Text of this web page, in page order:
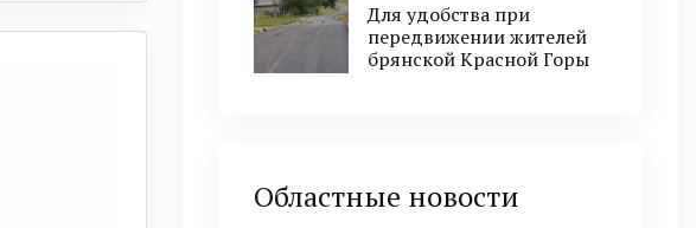
Для удобства при
передвижении жителей
брянской Красной Горы
Областные новости